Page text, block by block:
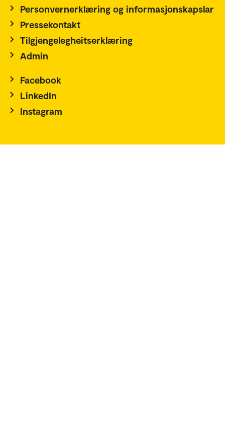
Personvernerklæring og informasjonskapslar
Pressekontakt
Tilgjengelegheitserklæring
Admin
Facebook
LinkedIn
Instagram